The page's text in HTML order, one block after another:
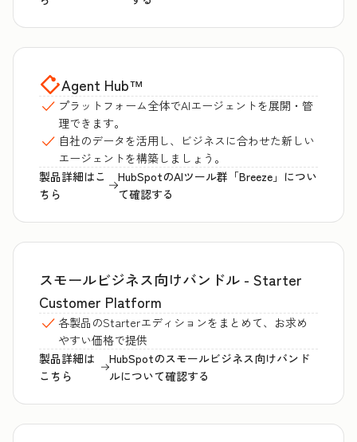
Agent Hub™
プラットフォーム全体でAIエージェントを展開・管
理できます。
自社のデータを活用し、ビジネスに合わせた新しい
エージェントを構築しましょう。
製品詳細はこ
ちら
HubSpotのAIツール群「Breeze」につい
て確認する
スモールビジネス向けバンドル - Starter
Customer Platform
各製品のStarterエディションをまとめて、お求め
やすい価格で提供
製品詳細は
こちら
HubSpotのスモールビジネス向けバンド
ルについて確認する